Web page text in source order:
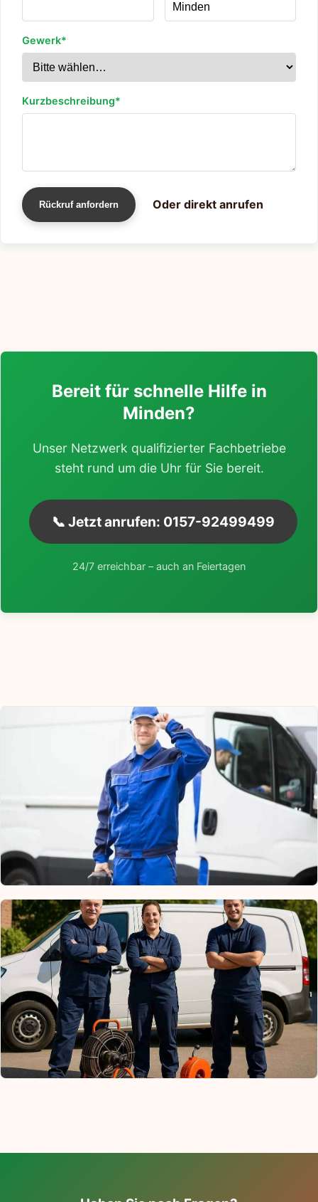
Gewerk*
Kurzbeschreibung*
Rückruf anfordern Oder direkt anrufen
Bereit für schnelle Hilfe in
Minden?
Unser Netzwerk qualifizierter Fachbetriebe
steht rund um die Uhr für Sie bereit.
📞 Jetzt anrufen: 0157-92499499
24/7 erreichbar – auch an Feiertagen